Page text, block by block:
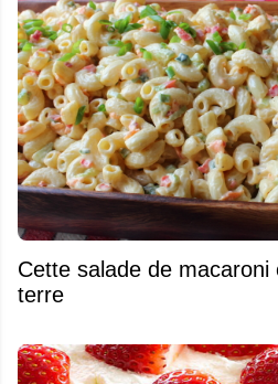
Cette salade de
terre